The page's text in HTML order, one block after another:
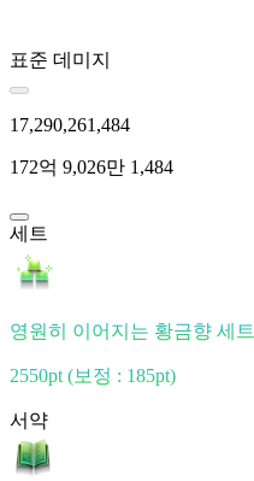
표준 데미지
17,290,261,484
172억 9,026만 1,484
세트
영원히 이어지는 황금향 세트
2550pt (보정 : 185pt)
서약